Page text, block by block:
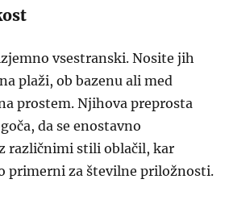
vsestranski. Nosite jih
plaži, ob bazenu ali med
prostem. Njihova preprosta
da se enostavno
različnimi stili oblačil, kar
primerni za številne priložnosti.